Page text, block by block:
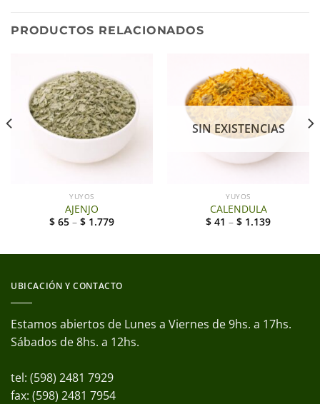
PRODUCTOS RELACIONADOS
YUYOS
AJENJO
$ 65 – $ 1.779
SIN EXISTENCIAS
YUYOS
CALENDULA
$ 41 – $ 1.139
UBICACIÓN Y CONTACTO
Estamos abiertos de Lunes a Viernes de 9hs. a 17hs.
Sábados de 8hs. a 12hs.
tel: (598) 2481 7929
fax: (598) 2481 7954